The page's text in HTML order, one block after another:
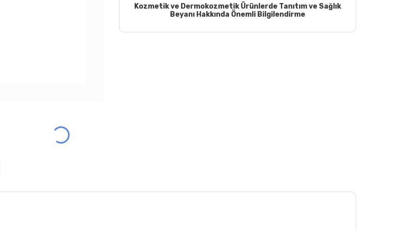
Kozmetik ve Dermokozmetik Ürünlerde Tanıtım ve Sağlık
Beyanı Hakkında Önemli Bilgilendirme